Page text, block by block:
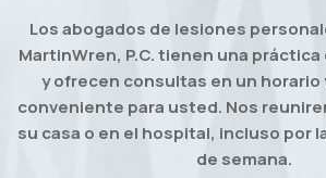
Los abogados de lesiones
MartinWren, P.C. tienen una
y ofrecen consultas en un horario
conveniente para usted. Nos
su casa o en el hospital, incluso por
de semana.